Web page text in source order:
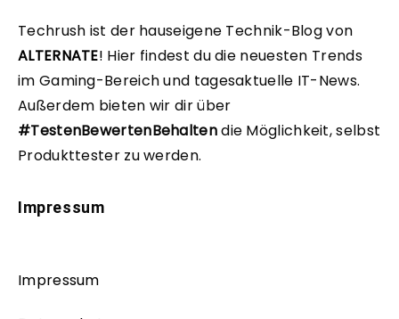
Techrush ist der hauseigene Technik-Blog von
ALTERNATE! Hier findest du die neuesten Trends
im Gaming-Bereich und tagesaktuelle IT-News.
Außerdem bieten wir dir über
#TestenBewertenBehaltendie Möglichkeit, selbst
Produkttester zu werden.
Impressum
Impressum